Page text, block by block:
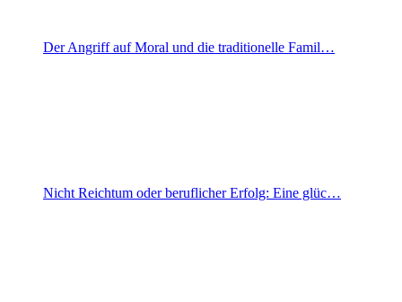
Der Angriff auf Moral und die traditionelle Famil…
Nicht Reichtum oder beruflicher Erfolg: Eine glüc…